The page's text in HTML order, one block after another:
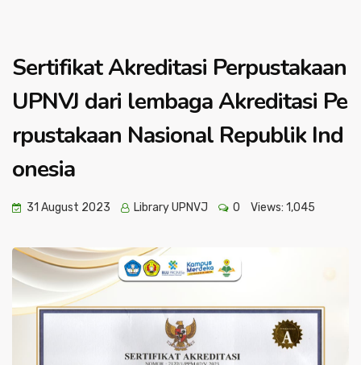
Sertifikat Akreditasi Perpustakaan
UPNVJ dari lembaga Akreditasi Pe
rpustakaan Nasional Republik Ind
onesia
31 August 2023 Library UPNVJ 0 Views: 1,045